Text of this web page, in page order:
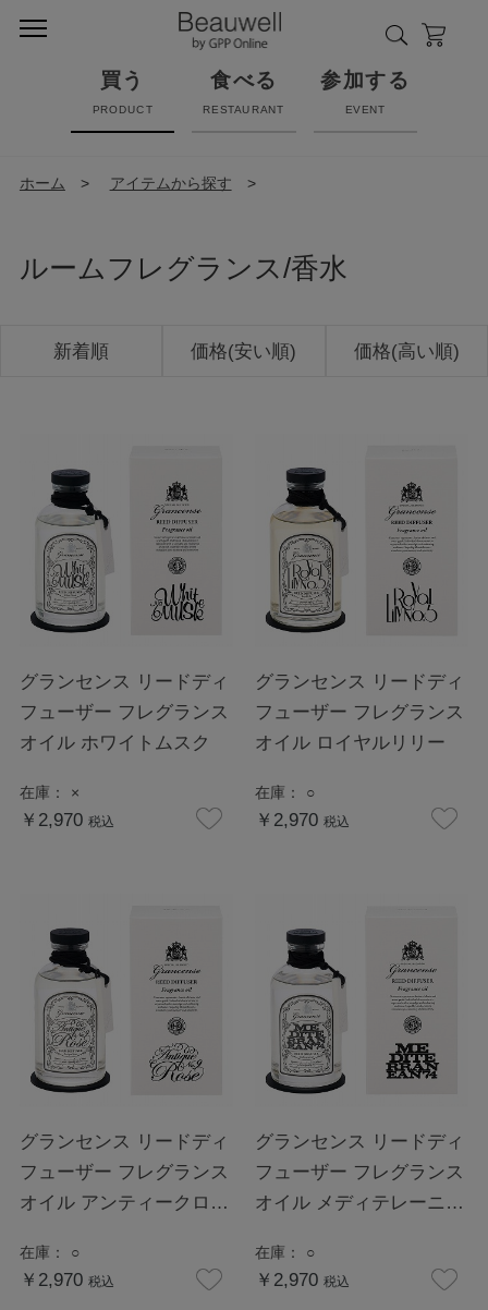
買う
PRODUCT
食べる
RESTAURANT
参加する
EVENT
ホーム > アイテムから探す >
ルームフレグランス/香水
新着順 価格(安い順) 価格(高い順)
グランセンス リードディ
フューザー フレグランス
オイル ホワイトムスク
在庫： ×
￥2,970 税込
グランセンス リードディ
フューザー フレグランス
オイル ロイヤルリリー
在庫： ○
￥2,970 税込
グランセンス リードディ
フューザー フレグランス
オイル アンティークロー
在庫： ○
￥2,970 税込
グランセンス リードディ
フューザー フレグランス
オイル メディテレーニア
在庫： ○
￥2,970 税込